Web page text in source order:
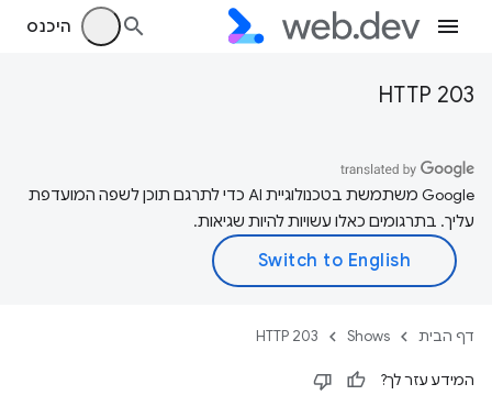
היכנס
HTTP 203
‫Google משתמשת בטכנולוגיית AI כדי לתרגם תוכן לשפה המועדפת
עליך. בתרגומים כאלו עשויות להיות שגיאות.
דף הבית Shows
HTTP 203
המידע עזר לך?